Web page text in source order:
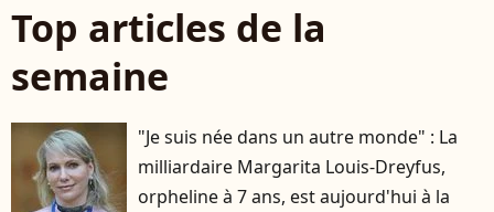
Top articles de la
semaine
"Je suis née dans un autre monde" : La
milliardaire Margarita Louis-Dreyfus,
orpheline à 7 ans, est aujourd'hui à la